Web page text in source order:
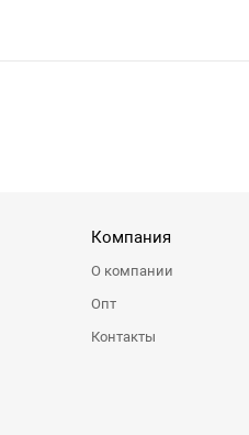
Компания
О компании
Опт
Контакты